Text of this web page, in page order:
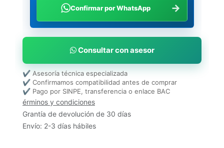
Confirmar por WhatsApp →
Consultar con asesor
✔ Asesoría técnica especializada
✔ Confirmamos compatibilidad antes de comprar
✔ Pago por SINPE, transferencia o enlace BAC
érminos y condiciones
Grantía de devolución de 30 días
Envío: 2-3 días hábiles